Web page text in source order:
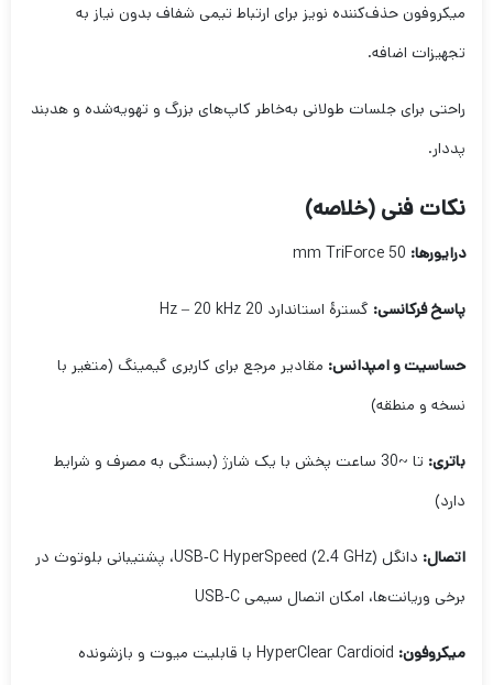
میکروفون حذف‌کننده نویز برای ارتباط تیمی شفاف بدون نیاز به
تجهیزات اضافه.
راحتی برای جلسات طولانی به‌خاطر کاپ‌های بزرگ و تهویه‌شده و هدبند
پددار.
نکات فنی (خلاصه)
درایورها:
پاسخ فرکانسی: گسترهٔ استاندارد 20 Hz – 20 kHz
حساسیت و امپدانس: مقادیر مرجع برای کاربری گیمینگ (متغیر با
نسخه و منطقه)
باتری:
تا ~30 ساعت پخش با یک شارژ (بستگی به مصرف و شرایط
دارد)
اتصال:
دانگل USB‑C HyperSpeed (2.4 GHz)، پشتیبانی بلوتوث در
برخی وریانت‌ها، امکان اتصال سیمی USB‑C
میکروفون: